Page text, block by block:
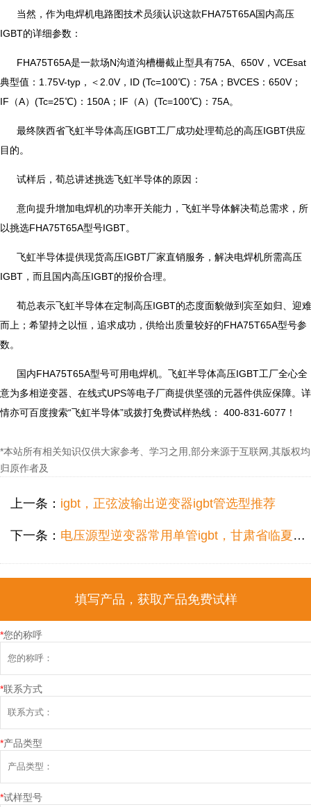
当然，作为电焊机电路图技术员须认识这款FHA75T65A国内高压
IGBT的详细参数：
FHA75T65A是一款场N沟道沟槽栅截止型具有75A、650V，VCEsat
典型值：1.75V-typ，＜2.0V，ID (Tc=100℃)：75A；BVCES：650V；
IF（A）(Tc=25℃)：150A；IF（A）(Tc=100℃)：75A。
最终陕西省飞虹半导体高压IGBT工厂成功处理荀总的高压IGBT供应
目的。
试样后，荀总讲述挑选飞虹半导体的原因：
意向提升增加电焊机的功率开关能力，飞虹半导体解决荀总需求，所
以挑选FHA75T65A型号IGBT。
飞虹半导体提供现货高压IGBT厂家直销服务，解决电焊机所需高压
IGBT，而且国内高压IGBT的报价合理。
荀总表示飞虹半导体在定制高压IGBT的态度面貌做到宾至如归、迎难
而上；希望持之以恒，追求成功，供给出质量较好的FHA75T65A型号参
数。
国内FHA75T65A型号可用电焊机。飞虹半导体高压IGBT工厂全心全
意为多相逆变器、在线式UPS等电子厂商提供坚强的元器件供应保障。详
情亦可百度搜索“飞虹半导体”或拨打免费试样热线： 400-831-6077！
*本站所有相关知识仅供大家参考、学习之用,部分来源于互联网,其版权均
归原作者及
上一条： igbt，正弦波输出逆变器igbt管选型推荐
下一条： 电压源型逆变器常用单管igbt，甘肃省临夏市耐压igbt单管公司怎么选？
填写产品，获取产品免费试样
*您的称呼
*联系方式
*产品类型
*试样型号